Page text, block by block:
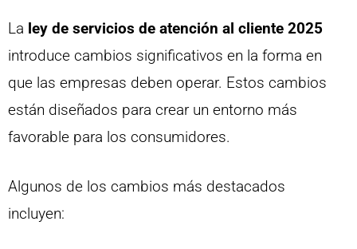
La ley de servicios de atención al cliente 2025
introduce cambios significativos en la forma en
que las empresas deben operar. Estos cambios
están diseñados para crear un entorno más
favorable para los consumidores.
Algunos de los cambios más destacados
incluyen: